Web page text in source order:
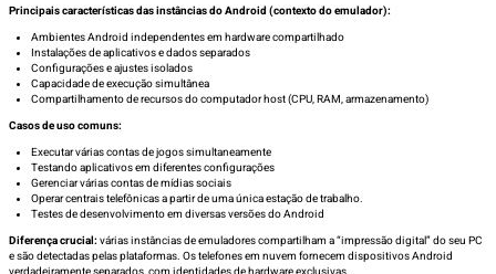
Principais características das instâncias do Android (contexto do emulador):
Ambientes Android independentes em hardware compartilhado
Instalações de aplicativos e dados separados
Configurações e ajustes isolados
Capacidade de execução simultânea
Compartilhamento de recursos do computador host (CPU, RAM, armazenamento)
Casos de uso comuns:
Executar várias contas de jogos simultaneamente
Testando aplicativos em diferentes configurações
Gerenciar várias contas de mídias sociais
Operar centrais telefônicas a partir de uma única estação de trabalho.
Testes de desenvolvimento em diversas versões do Android
Diferença crucial:várias instâncias de emuladores compartilham a “impressão digital” do seu PC
e são detectadas pelas plataformas. Os telefones em nuvem fornecem dispositivos Android